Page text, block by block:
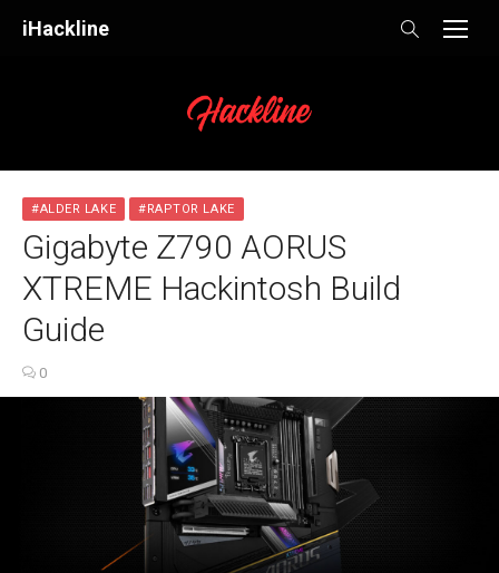
iHackline
#ALDER LAKE #RAPTOR LAKE
Gigabyte Z790 AORUS
XTREME Hackintosh Build
Guide
0